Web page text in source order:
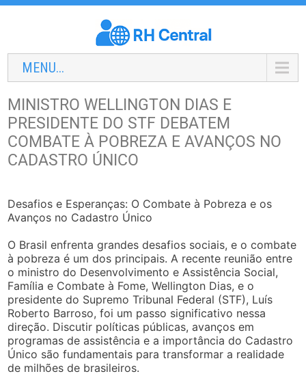
MENU...
MINISTRO WELLINGTON DIAS E
PRESIDENTE DO STF DEBATEM
COMBATE À POBREZA E AVANÇOS NO
CADASTRO ÚNICO
Desafios e Esperanças: O Combate à Pobreza e os
Avanços no Cadastro Único
O Brasil enfrenta grandes desafios sociais, e o combate
à pobreza é um dos principais. A recente reunião entre
o ministro do Desenvolvimento e Assistência Social,
Família e Combate à Fome, Wellington Dias, e o
presidente do Supremo Tribunal Federal (STF), Luís
Roberto Barroso, foi um passo significativo nessa
direção. Discutir políticas públicas, avanços em
programas de assistência e a importância do Cadastro
Único são fundamentais para transformar a realidade
de milhões de brasileiros.